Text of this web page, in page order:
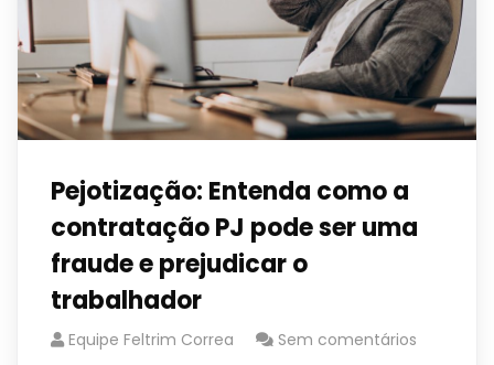
Pejotização: Entenda como a
contratação PJ pode ser uma
fraude e prejudicar o
trabalhador
Equipe Feltrim Correa Sem comentários